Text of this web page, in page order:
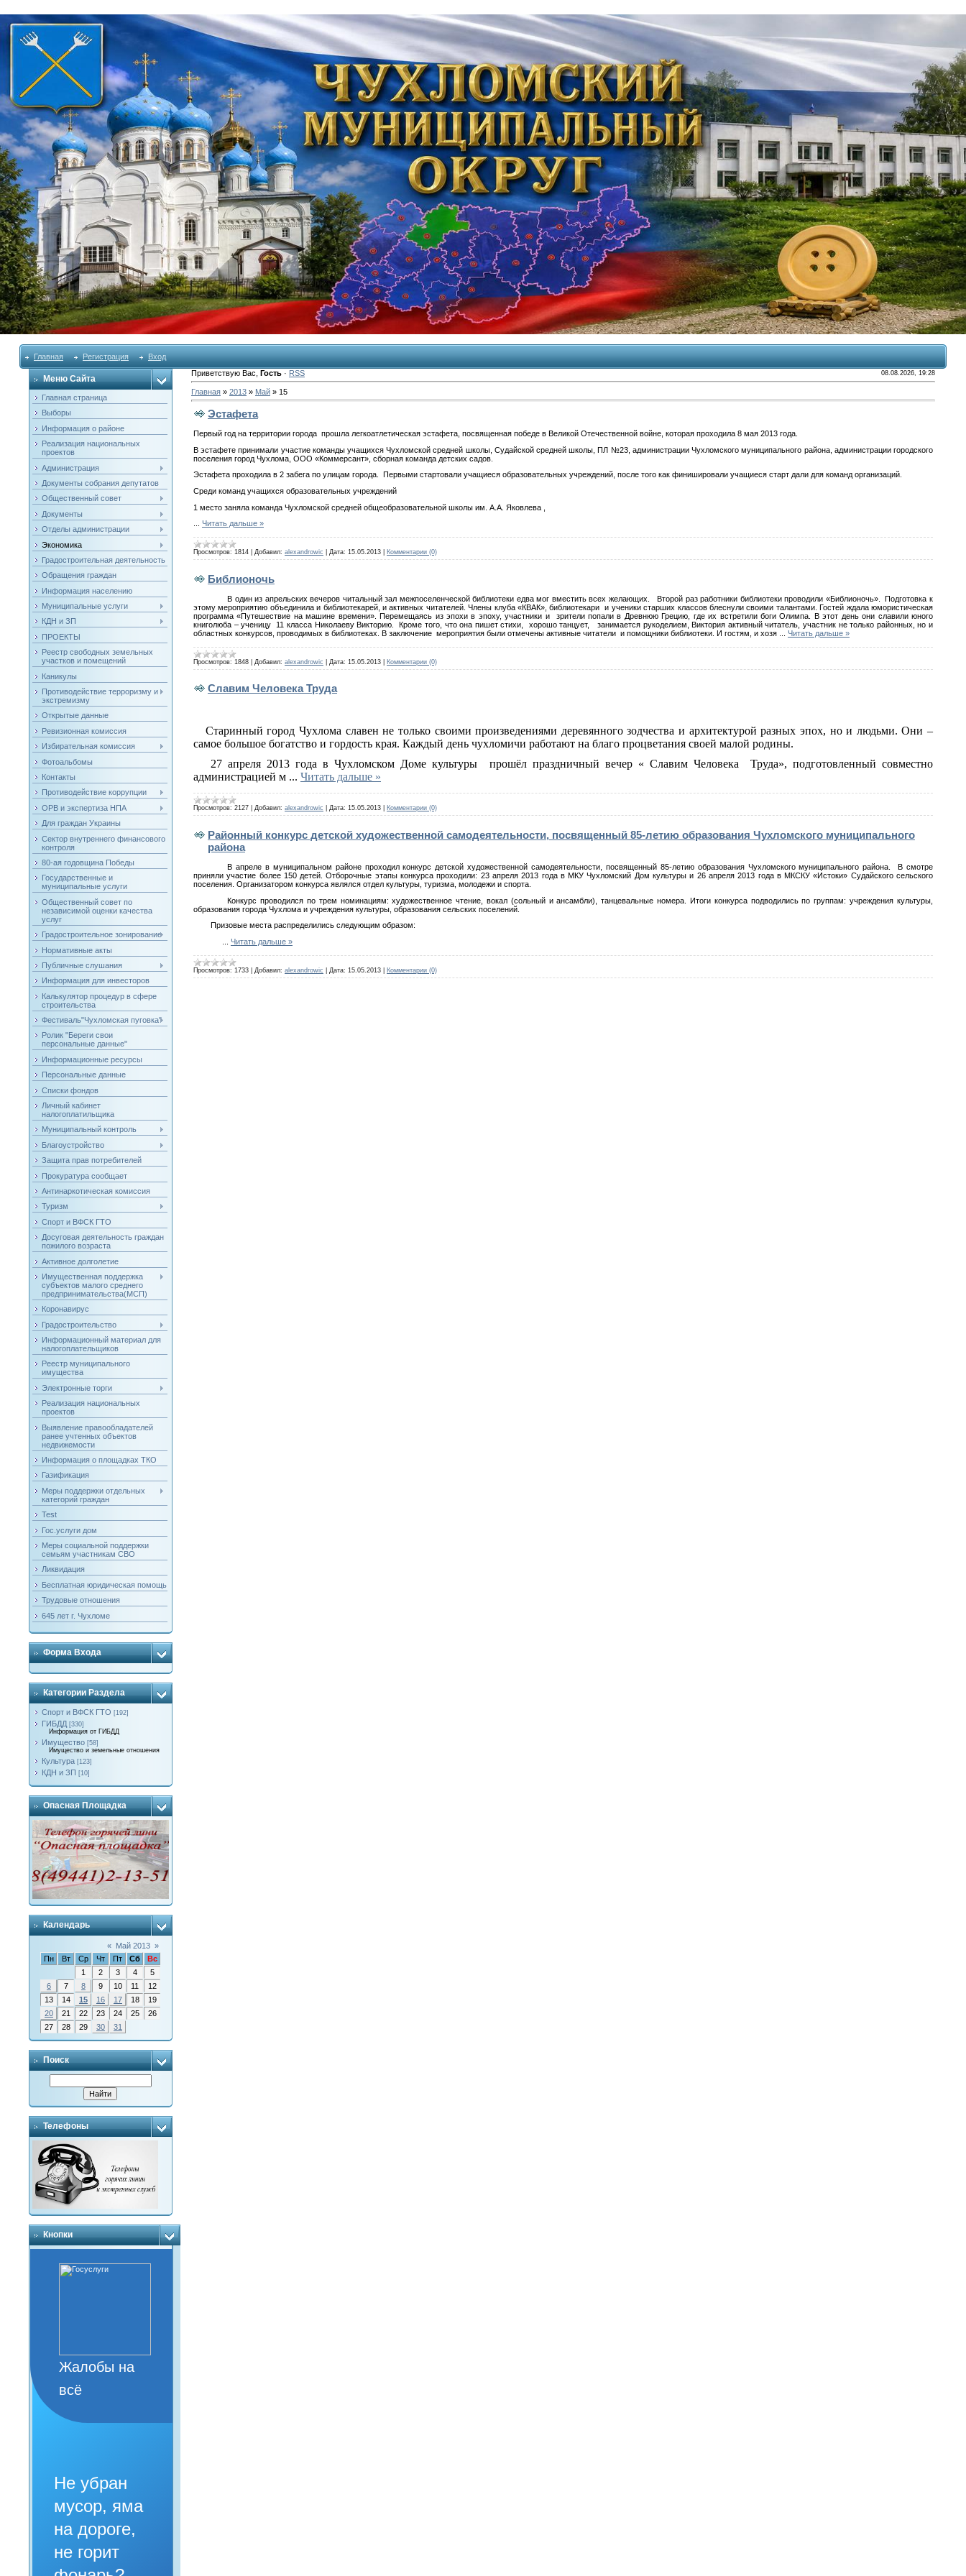
Главная Регистрация Вход
Меню Сайта
Главная страница
Выборы
Информация о районе
Реализация национальных
проектов
Администрация
Документы собрания депутатов
Общественный совет
Документы
Отделы администрации
Экономика
Градостроительная деятельность
Обращения граждан
Информация населению
Муниципальные услуги
КДН и ЗП
ПРОЕКТЫ
Реестр свободных земельных
участков и помещений
Каникулы
Противодействие терроризму и
экстремизму
Открытые данные
Ревизионная комиссия
Избирательная комиссия
Фотоальбомы
Контакты
Противодействие коррупции
ОРВ и экспертиза НПА
Для граждан Украины
Сектор внутреннего финансового
контроля
80-ая годовщина Победы
Государственные и
муниципальные услуги
Общественный совет по
независимой оценки качества
услуг
Градостроительное зонирование
Нормативные акты
Публичные слушания
Информация для инвесторов
Калькулятор процедур в сфере
строительства
Фестиваль"Чухломская пуговка"
Ролик "Береги свои
персональные данные"
Информационные ресурсы
Персональные данные
Списки фондов
Личный кабинет
налогоплатильщика
Муниципальный контроль
Благоустройство
Защита прав потребителей
Прокуратура сообщает
Антинаркотическая комиссия
Туризм
Спорт и ВФСК ГТО
Досуговая деятельность граждан
пожилого возраста
Активное долголетие
Имущественная поддержка
субъектов малого среднего
предпринимательства(МСП)
Коронавирус
Градостроительство
Информационный материал для
налогоплательщиков
Реестр муниципального
имущества
Электронные торги
Реализация национальных
проектов
Выявление правообладателей
ранее учтенных объектов
недвижемости
Информация о площадках ТКО
Газификация
Меры поддержки отдельных
категорий граждан
Test
Гос.услуги дом
Меры социальной поддержки
семьям участникам СВО
Ликвидация
Бесплатная юридическая помощь
Трудовые отношения
645 лет г. Чухломе
Форма Входа
Категории Раздела
Спорт и ВФСК ГТО [192]
ГИБДД [330]
Информация от ГИБДД
Имущество [58]
Имущество и земельные отношения
Культура [123]
КДН и ЗП [10]
Опасная Площадка
Календарь
« Май 2013 »
Пн
Вт Ср Чт Пт Сб
Вс
1
2 3 4
5
6
7 8 9 10 11
12
13
14 15 16 17 18
19
20
21 22 23 24 25
26
27
28 29 30 31
Поиск
Телефоны
Кнопки
Жалобы на
всё
Не убран
мусор, яма
на дороге,
не горит
Приветствую Вас Гость· RSS 08.08.2026, 19:28
Главная» 2013 » Май » 15
Эстафета
Первый год на территории города прошла легкоатлетическая эстафета, посвященная победе в Великой Отечественной войне, которая проходила 8 мая 2013 года.
В эстафете принимали участие команды учащихся Чухломской средней школы, Судайской средней школы, ПЛ №23, администрации Чухломского муниципального района, администрации городского
поселения город Чухлома, ООО «Коммерсант», сборная команда детских садов.
Эстафета проходила в 2 забега по улицам города. Первыми стартовали учащиеся образовательных учреждений, после того как финишировали учащиеся старт дали для команд организаций.
Среди команд учащихся образовательных учреждений
1 место заняла команда Чухломской средней общеобразовательной школы им. А.А. Яковлева ,
Читать дальше »
Просмотров: 1814 Добавил: alexandrowic Дата: 15.05.2013 Комментарии (0)
Библионочь
В один из апрельских вечеров читальный зал межпоселенческой библиотеки едва мог вместить всех желающих. Второй раз работники библиотеки проводили «Библионочь». Подготовка к
этому мероприятию объединила и библиотекарей, и активных читателей. Члены клуба «КВАК», библиотекари и ученики старших классов блеснули своими талантами. Гостей ждала юмористическая
программа «Путешествие на машине времени». Перемещаясь из эпохи в эпоху, участники и зрители попали в Древнюю Грецию, где их встретили боги Олимпа. В этот день они славили юного
книголюба – ученицу 11 класса Николаеву Викторию. Кроме того, что она пишет стихи, хорошо танцует, занимается рукоделием, Виктория активный читатель, участник не только районных, но и
областных конкурсов, проводимых в библиотеках. В заключение мероприятия были отмечены активные читатели и помощники библиотеки. И гостям, и хозя
Читать дальше »
Просмотров: 1848 Добавил: alexandrowic Дата: 15.05.2013 Комментарии (0)
Славим Человека Труда
Старинный город Чухлома славен не только своими произведениями деревянного зодчества и архитектурой разных эпох, но и людьми. Они –
самое большое богатство и гордость края. Каждый день чухломичи работают на благо процветания своей малой родины.
27 апреля 2013 года в Чухломском Доме культуры
прошёл праздничный вечер « Славим Человека
Труда», подготовленный совместно
администрацией м ... Читать дальше »
Просмотров: 2127 Добавил: alexandrowic Дата: 15.05.2013 Комментарии (0)
Районный конкурс детской художественной самодеятельности, посвященный 85-летию образования Чухломского муниципального
района
В апреле в муниципальном районе проходил конкурс детской художественной самодеятельности, посвященный 85-летию образования Чухломского муниципального района.
В смотре
приняли участие более 150 детей. Отборочные этапы конкурса проходили: 23 апреля 2013 года в МКУ Чухломский Дом культуры и 26 апреля 2013 года в МКСКУ «Истоки» Судайского сельского
поселения. Организатором конкурса являлся отдел культуры, туризма, молодежи и спорта.
Конкурс проводился по трем номинациям: художественное чтение, вокал (сольный и ансамбли), танцевальные номера. Итоги конкурса подводились по группам: учреждения культуры,
образования города Чухлома и учреждения культуры, образования сельских поселений.
Призовые места распределились следующим образом:
Читать дальше »
Просмотров: 1733 Добавил: alexandrowic Дата: 15.05.2013 Комментарии (0)